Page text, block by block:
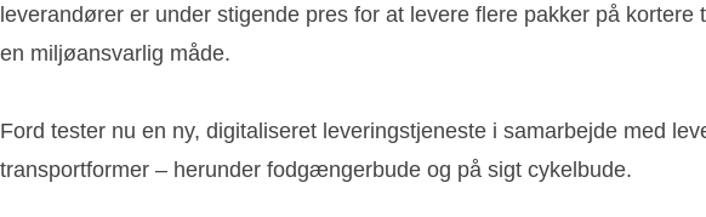
leverandører er under stigende pres for at levere flere pakker på
en miljøansvarlig måde.
Ford tester nu en ny, digitaliseret leveringstjeneste i samarbejde med
transportformer – herunder fodgængerbude og på sigt cykelbude.